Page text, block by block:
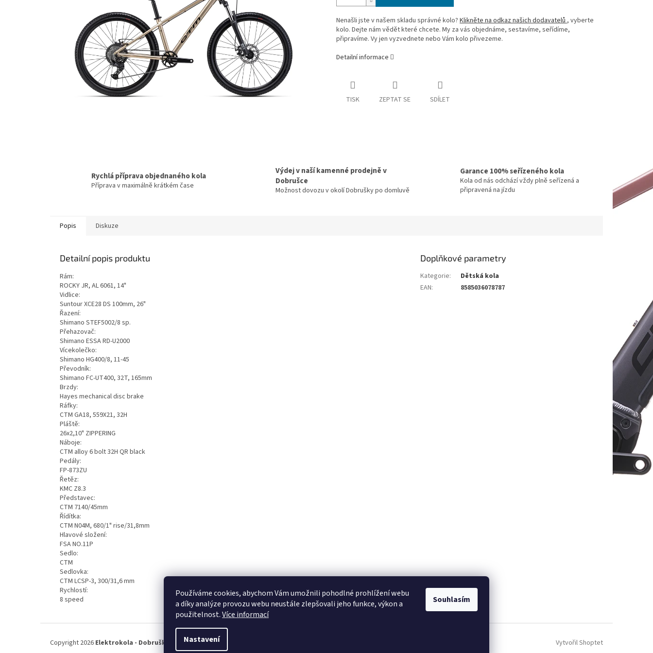
Používáme cookies, abychom Vám umožnili pohodlné prohlížení webu
a díky analýze provozu webu neustále zlepšovali jeho funkce, výkon a
použitelnost.Více informací
Nastavení
Souhlasím
Nenašli jste v našem skladu správné kolo? Klikněte na odkaz našich dodavatelů, vyberte
kolo. Dejte nám vědět které chcete. My za vás objednáme, sestavíme, seřídíme,
připravíme. Vy jen vyzvednete nebo Vám kolo přivezeme.
Detailní informace
TISK ZEPTAT SE SDÍLET
Rychlá příprava objednaného kola
Příprava v maximálně krátkém čase
Výdej v naší kamenné prodejně v
Dobrušce
Možnost dovozu v okolí Dobrušky po domluvě
Garance 100% seřízeného kola
Kola od nás odchází vždy plně seřízená a
připravená na jízdu
Popis Diskuze
Detailní popis produktu
Rám:
ROCKY JR, AL 6061, 14"
Vidlice:
Suntour XCE28 DS 100mm, 26"
Řazení:
Shimano STEF5002/8 sp.
Přehazovač:
Shimano ESSA RD-U2000
Vícekolečko:
Shimano HG400/8, 11-45
Převodník:
Shimano FC-UT400, 32T, 165mm
Brzdy:
Hayes mechanical disc brake
Ráfky:
CTM GA18, 559X21, 32H
Pláště:
26x2,10" ZIPPERING
Náboje:
CTM alloy 6 bolt 32H QR black
Pedály:
FP-873ZU
Řetěz:
KMC Z8.3
Představec:
CTM 7140/45mm
Řídítka:
CTM N04M, 680/1" rise/31,8mm
Hlavové složení:
FSA NO.11P
Sedlo:
CTM
Sedlovka:
CTM LCSP-3, 300/31,6 mm
Rychlostí:
8 speed
Doplňkové parametry
Kategorie:
Dětská kola
EAN: 8585036078787
Vytvořil Shoptet
Copyright 2026 Elektrokola - Dobruška . Všechna práva vyhrazena.